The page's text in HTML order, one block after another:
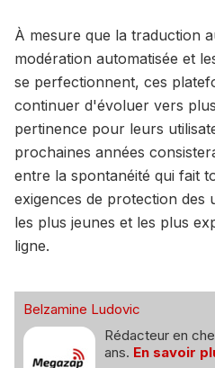
À mesure que la traduction
modération automatisée et
se perfectionnent, ces
continuer d'évoluer vers
pertinence pour leurs
prochaines années
entre la spontanéité qui fait
exigences de protection des
les plus jeunes et les plus
ligne.
Belzamine Ludovic
Rédacteur en
ans. En savoir